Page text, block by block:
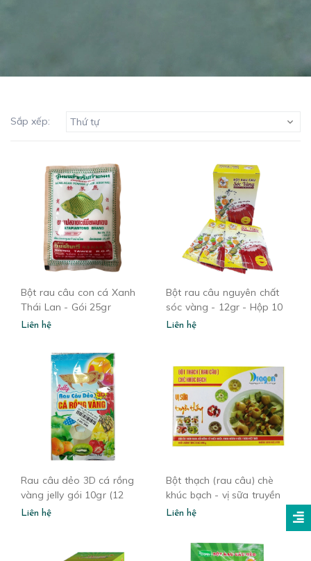
Sắp xếp: Thứ tự
Bột rau câu con cá Xanh
Thái Lan - Gói 25gr
Liên hệ
Bột rau câu nguyên chất
sóc vàng - 12gr - Hộp 10
gói
Liên hệ
Rau câu dẻo 3D cá rồng
vàng jelly gói 10gr (12
gói/hộp)
Liên hệ
Bột thạch (rau câu) chè
khúc bạch - vị sữa truyền
thống hộp 106gr
Liên hệ